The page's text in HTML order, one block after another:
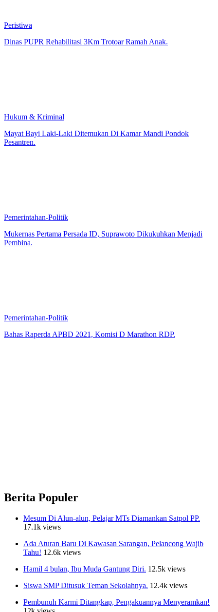
Peristiwa
Dinas PUPR Rehabilitasi 3Km Trotoar Ramah Anak.
Hukum & Kriminal
Mayat Bayi Laki-Laki Ditemukan Di Kamar Mandi Pondok
Pesantren.
Pemerintahan-Politik
Mukernas Pertama Persada ID, Suprawoto Dikukuhkan Menjadi
Pembina.
Pemerintahan-Politik
Bahas Raperda APBD 2021, Komisi D Marathon RDP.
Berita Populer
Mesum Di Alun-alun, Pelajar MTs Diamankan Satpol PP.
17.1k views
Ada Aturan Baru Di Kawasan Sarangan, Pelancong Wajib
Tahu! 12.6k views
Hamil 4 bulan, Ibu Muda Gantung Diri. 12.5k views
Siswa SMP Ditusuk Teman Sekolahnya. 12.4k views
Pembunuh Karmi Ditangkap, Pengakuannya Menyeramkan!